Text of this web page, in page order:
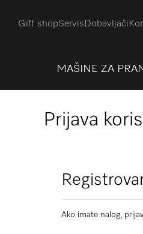
Gift shopServis Dobavljači
MAŠINE ZA
Prijava
Ako imate nalog,